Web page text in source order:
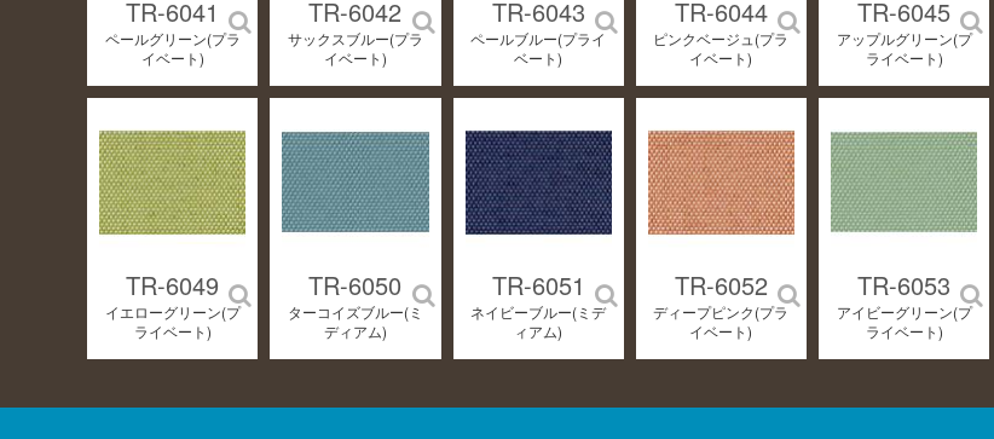
TR-6041
ペールグリーン(プラ
イベート)
TR-6042
サックスブルー(プラ
イベート)
TR-6043
ペールブルー(プライ
ベート)
TR-6044
ピンクベージュ(プラ
イベート)
TR-6045
アップルグリーン(プ
ライベート)
TR-6049
イエローグリーン(プ
ライベート)
TR-6050
ターコイズブルー(ミ
ディアム)
TR-6051
ネイビーブルー(ミデ
ィアム)
TR-6052
ディープピンク(プラ
イベート)
TR-6053
アイビーグリーン(プ
ライベート)